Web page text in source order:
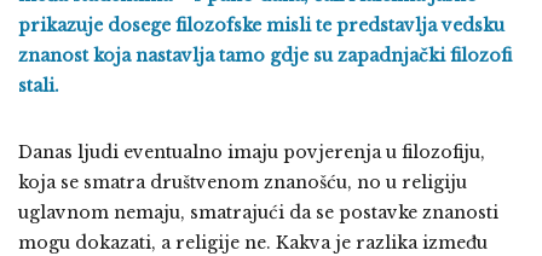
prikazuje dosege filozofske misli te predstavlja vedsku
znanost koja nastavlja tamo gdje su zapadnjački filozofi
stali.
Danas ljudi eventualno imaju povjerenja u filozofiju,
koja se smatra društvenom znanošću, no u religiju
uglavnom nemaju, smatrajući da se postavke znanosti
mogu dokazati, a religije ne. Kakva je razlika između